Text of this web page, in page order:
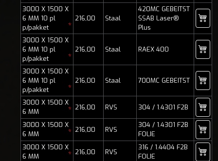
3000 X 1500 X
6 MM 10 pl
p/pakket
*
216,00 Staal
420MC GEBEITST
SSAB Laser®
Plus
3000 X 1500 X
6 MM 10 pl
p/pakket
*
216,00 Staal RAEX 400
3000 X 1500 X
6 MM 10 pl
p/pakket
*
216,00 Staal 700MC GEBEITST
3000 X 1500 X
6 MM
* 216,00 RVS 304 / 1.4301 F2B
3000 X 1500 X
6 MM
* 216,00 RVS
304 / 1.4301 F2B
FOLIE
3000 X 1500 X
6 MM
* 216,00 RVS
316 / 1.4404 F2B
FOLIE